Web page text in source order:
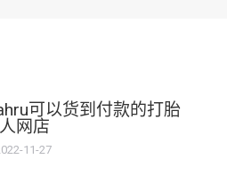
可以货到付款的打胎
网店
11-27